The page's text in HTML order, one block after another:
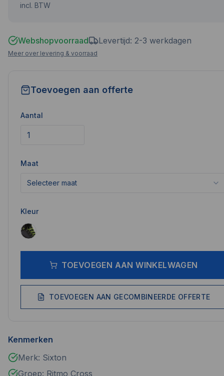
incl. BTW
Webshopvoorraad Levertijd: 2-3 werkdagen
Meer over levering & voorraad
Toevoegen aan offerte
Aantal
Maat
Selecteer maat
Kleur
TOEVOEGEN AAN WINKELWAGEN
TOEVOEGEN AAN GECOMBINEERDE OFFERTE
Kenmerken
Merk: Sixton
Groep: Ritmo Cross